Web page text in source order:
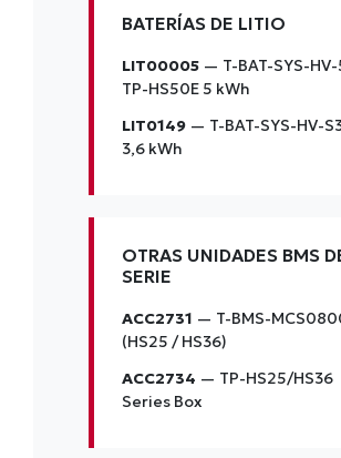
BATERÍAS DE LITIO
LIT00005 — T-BAT-SYS-
TP-HS50E 5 kWh
LIT0149 — T-BAT-SYS-HV-
3,6 kWh
OTRAS UNIDADES BMS
SERIE
ACC2731 — T-BMS-
(HS25 / HS36)
ACC2734 — TP-HS25/HS36
Series Box